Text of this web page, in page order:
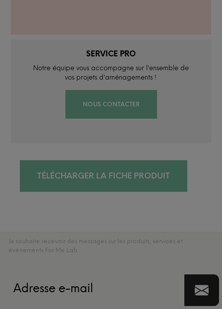
SERVICE PRO
Notre équipe vous accompagne sur l'ensemble de
vos projets d'aménagements !
NOUS CONTACTER
TÉLÉCHARGER LA FICHE PRODUIT
Je souhaite recevoir des messages sur les produits, services et
événements For Me Lab.